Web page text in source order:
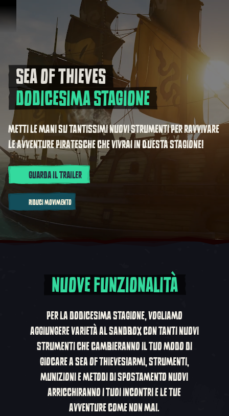
Sea of Thieves Dodicesima stagione
SEA OF THIEVES
DODICESIMA STAGIONE
METTI LE MANI SU TANTISSIMI NUOVI STRUMENTI PER RAVVIVARE
LE AVVENTURE PIRATESCHE CHE VIVRAI IN QUESTA STAGIONE!
GUARDA IL TRAILER
RIDUCI MOVIMENTO
NUOVE FUNZIONALITÀ
PER LA DODICESIMA STAGIONE, VOGLIAMO
AGGIUNGERE VARIETÀ AL SANDBOX CON TANTI NUOVI
STRUMENTI CHE CAMBIERANNO IL TUO MODO DI
GIOCARE ASEA OF THIEVES!ARMI, STRUMENTI,
MUNIZIONI E METODI DI SPOSTAMENTO NUOVI
ARRICCHIRANNO I TUOI INCONTRI E LE TUE
AVVENTURE COME NON MAI.